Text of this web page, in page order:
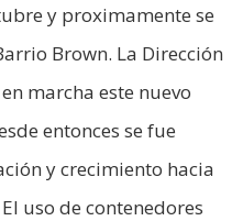
y proximamente se
Brown. La Dirección
marcha este nuevo
entonces se fue
y crecimiento hacia
uso de contenedores